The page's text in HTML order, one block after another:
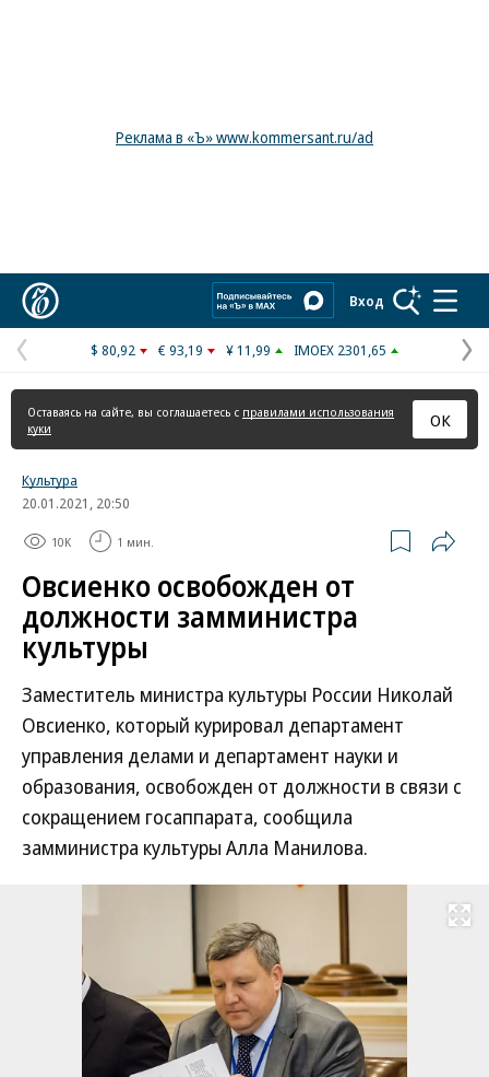
Реклама в «Ъ» www.kommersant.ru/ad
Вход
Предыдущая
страница
$ 80,92 € 93,19 ¥ 11,99 IMOEX 2301,65
Оставаясь на сайте, вы соглашаетесь с правилами использования
куки
ОК
Культура
20.01.2021, 20:50
10K 1 мин.
Овсиенко освобожден от
должности замминистра
культуры
Заместитель министра культуры России Николай
Овсиенко, который курировал департамент
управления делами и департамент науки и
образования, освобожден от должности в связи с
сокращением госаппарата, сообщила
замминистра культуры Алла Манилова.
Развернуть